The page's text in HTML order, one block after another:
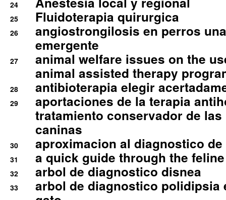
24
25 Fluidoterapia quirurgica
26
angiostrongilosis en perros
emergente
27
animal welfare issues on the
animal assisted therapy
28 antibioterapia elegir
29
aportaciones de la terapia
tratamiento conservador de
caninas
30 aproximacion al diagnostico
31 a quick guide through the
32 arbol de diagnostico disnea
33
arbol de diagnostico polidipsia